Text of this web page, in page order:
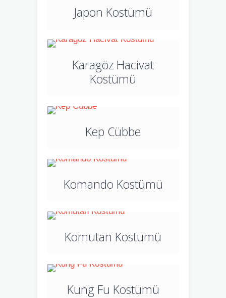
Japon Kostümü
Karagöz Hacivat
Kostümü
Kep Cübbe
Komando Kostümü
Komutan Kostümü
Kung Fu Kostümü